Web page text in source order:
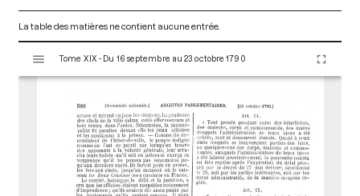
La table des matières ne contient aucune entrée.
s
Tome XIX - Du 16 septembre au 23 octobre 1790